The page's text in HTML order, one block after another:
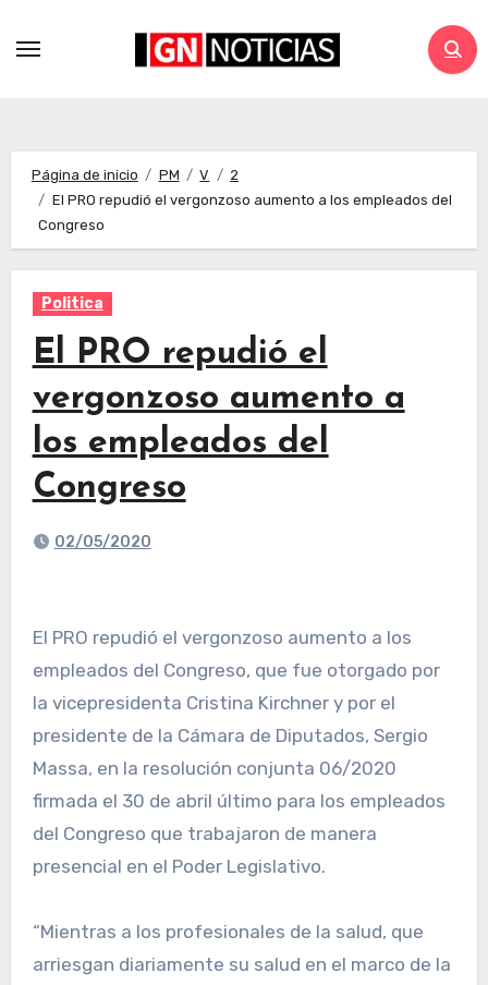
Página de inicio PM V
2
El PRO repudió el vergonzoso aumento a los empleados del
Congreso
Politica
El PRO repudió el
vergonzoso aumento a
los empleados del
Congreso
02/05/2020
El PRO repudió el vergonzoso aumento a los
empleados del Congreso, que fue otorgado por
la vicepresidenta Cristina Kirchner y por el
presidente de la Cámara de Diputados, Sergio
Massa, en la resolución conjunta 06/2020
firmada el 30 de abril último para los empleados
del Congreso que trabajaron de manera
presencial en el Poder Legislativo.
“Mientras a los profesionales de la salud, que
arriesgan diariamente su salud en el marco de la